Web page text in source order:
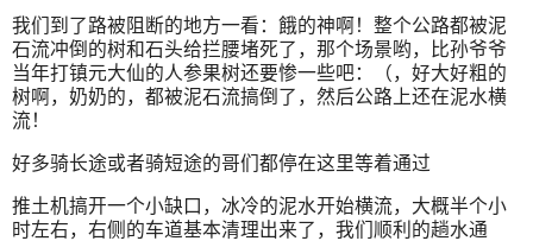
我们到了路被阻断的地方一看：餓的神啊！整个公路都被泥
石流冲倒的树和石头给拦腰堵死了，那个场景哟，比孙爷爷
当年打镇元大仙的人参果树还要惨一些吧：（，好大好粗的
树啊，奶奶的，都被泥石流搞倒了，然后公路上还在泥水横
流！
好多骑长途或者骑短途的哥们都停在这里等着通过
推土机搞开一个小缺口，冰冷的泥水开始横流，大概半个小
时左右，右侧的车道基本清理出来了，我们顺利的趟水通